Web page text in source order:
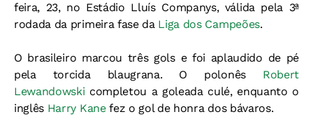
feira, 23, no Estádio Lluís Companys, válida pela 3ª
rodada da primeira fase daLiga dos Campeões.
O brasileiro marcou três gols e foi aplaudido de pé
pela torcida blaugrana. O polonês Robert
Lewandowski completou a goleada culé, enquanto o
inglês Harry Kanefez o gol de honra dos bávaros.